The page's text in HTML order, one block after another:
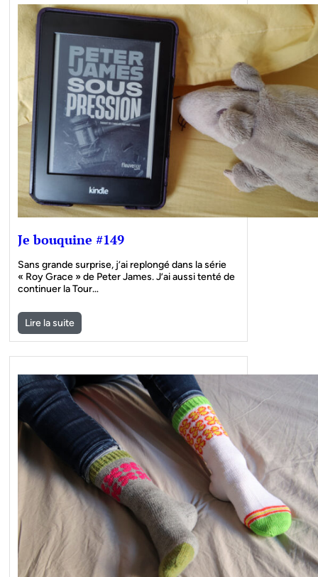
Je bouquine #149
Sans grande surprise, j’ai replongé dans la série
« Roy Grace » de Peter James. J’ai aussi tenté de
continuer la Tour…
Lire la suite